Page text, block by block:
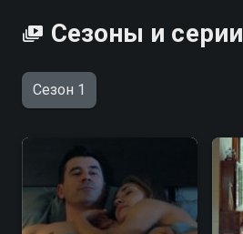
Сезоны и серии
Сезон 1